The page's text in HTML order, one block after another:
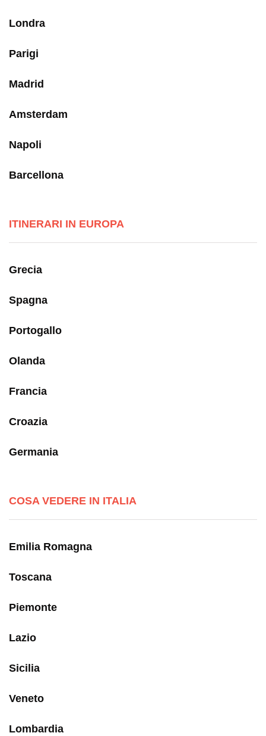
Londra
Parigi
Madrid
Amsterdam
Napoli
Barcellona
ITINERARI IN EUROPA
Grecia
Spagna
Portogallo
Olanda
Francia
Croazia
Germania
COSA VEDERE IN ITALIA
Emilia Romagna
Toscana
Piemonte
Lazio
Sicilia
Veneto
Lombardia